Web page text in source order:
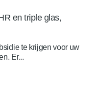
en triple glas,
te krijgen voor uw
Er...